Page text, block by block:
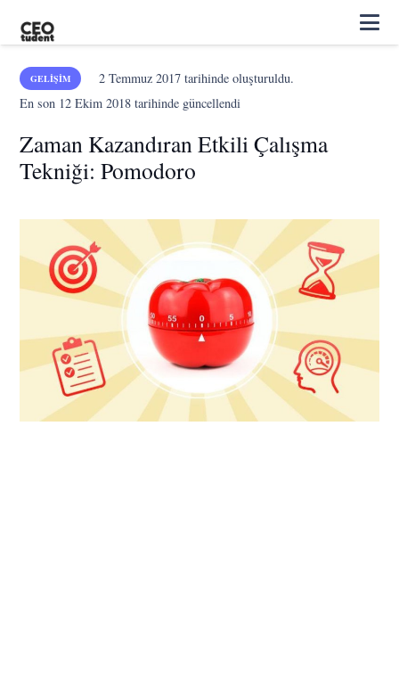
GELIŞIM 2 Temmuz 2017tarihinde oluşturuldu.
En son 12 Ekim 2018 tarihinde güncellendi
Zaman Kazandıran Etkili Çalışma
Tekniği: Pomodoro